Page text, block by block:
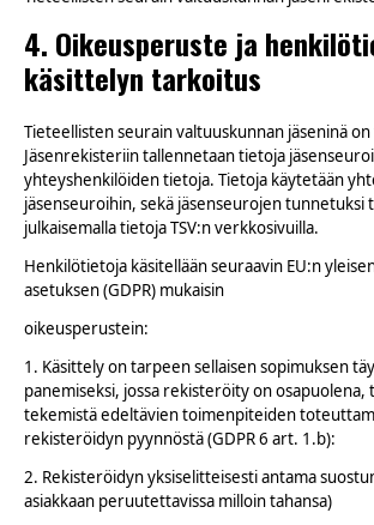
4. Oikeusperuste ja
käsittelyn tarkoitus
Tieteellisten seurain valtuuskunnan jäseninä
Jäsenrekisteriin tallennetaan tietoja
yhteyshenkilöiden tietoja. Tietoja käytetään
jäsenseuroihin, sekä jäsenseurojen tunnetuksi
julkaisemalla tietoja TSV:n verkkosivuilla.
Henkilötietoja käsitellään seuraavin EU:n
asetuksen (GDPR) mukaisin
oikeusperustein:
1. Käsittely on tarpeen sellaisen sopimuksen
panemiseksi, jossa rekisteröity on osapuolena,
tekemistä edeltävien toimenpiteiden
rekisteröidyn pyynnöstä (GDPR 6 art. 1.b):
2. Rekisteröidyn yksiselitteisesti antama
asiakkaan peruutettavissa milloin tahansa)